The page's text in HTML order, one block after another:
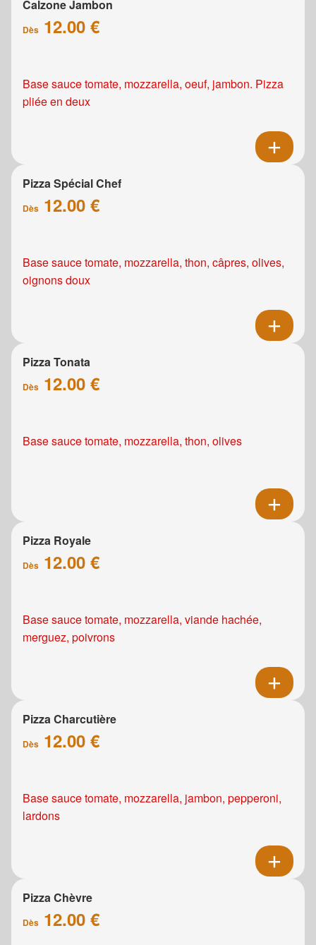
Calzone Jambon
Dès 12.00 €
Base sauce tomate, mozzarella, oeuf, jambon. Pizza
pliée en deux
Pizza Spécial Chef
Dès 12.00 €
Base sauce tomate, mozzarella, thon, câpres, olives,
oignons doux
Pizza Tonata
Dès 12.00 €
Base sauce tomate, mozzarella, thon, olives
Pizza Royale
Dès 12.00 €
Base sauce tomate, mozzarella, viande hachée,
merguez, poivrons
Pizza Charcutière
Dès 12.00 €
Base sauce tomate, mozzarella, jambon, pepperoni,
lardons
Pizza Chèvre
Dès 12.00 €